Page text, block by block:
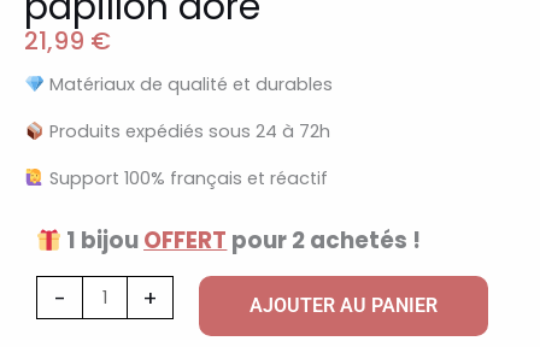
21,99 €
Matériaux de qualité et durables
Produits expédiés sous 24 à 72h
Support 100% français et réactif
1 bijouOFFERTpour 2 achetés !
-
quantité
de
+ AJOUTER AU PANIER